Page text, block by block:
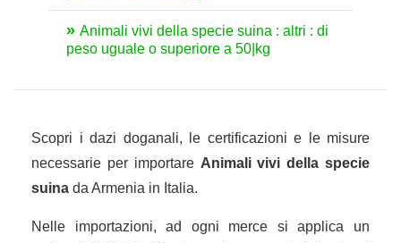
Animali vivi della specie suina : altri : di
peso uguale o superiore a 50|kg
Scopri i dazi doganali, le certificazioni e le misure
necessarie per importare Animali vivi della specie
suina da Armenia in Italia.
Nelle importazioni, ad ogni merce si applica un